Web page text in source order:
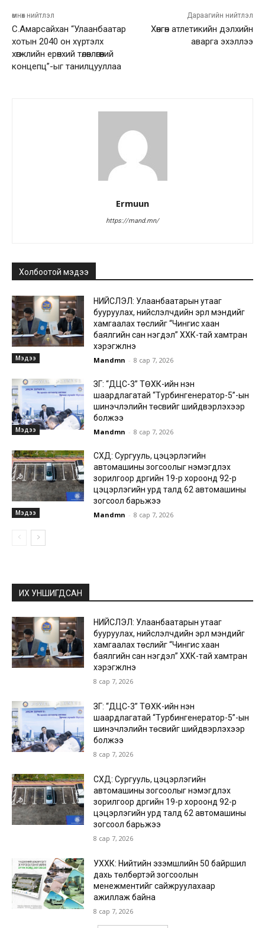
өмнөх нийтлэл
С.Амарсайхан “Улаанбаатар
хотын 2040 он хүртэлх
хөгжлийн ерөнхий төлөвлөгөөний
концепц”-ыг танилцууллаа
Дараагийн нийтлэл
Хөнгөн атлетикийн дэлхийн
аварга эхэллээ
Ermuun
https://mand.mn/
Холбоотой мэдээ
Мэдээ
НИЙСЛЭЛ: Улаанбаатарын утааг
бууруулах, нийслэлчүүдийн эрүүл мэндийг
хамгаалах төслийг “Чингис хаан
баялгийн сан нэгдэл” ХХК-тай хамтран
хэрэгжүүлнэ
Mandmn - 8 сар 7, 2026
Мэдээ
ЗГ: “ДЦС-3” ТӨХК-ийн нэн
шаардлагатай “Турбингенератор-5”-ын
шинэчлэлийн төсвийг шийдвэрлэхээр
болжээ
Mandmn - 8 сар 7, 2026
Мэдээ
СХД: Сургууль, цэцэрлэгийн
автомашины зогсоолыг нэмэгдүүлэх
зорилгоор дүүргийн 19-р хороонд 92-р
цэцэрлэгийн урд талд 62 автомашины
зогсоол барьжээ
Mandmn - 8 сар 7, 2026
ИХ УНШИГДСАН
НИЙСЛЭЛ: Улаанбаатарын утааг
бууруулах, нийслэлчүүдийн эрүүл мэндийг
хамгаалах төслийг “Чингис хаан
баялгийн сан нэгдэл” ХХК-тай хамтран
хэрэгжүүлнэ
8 сар 7, 2026
ЗГ: “ДЦС-3” ТӨХК-ийн нэн
шаардлагатай “Турбингенератор-5”-ын
шинэчлэлийн төсвийг шийдвэрлэхээр
болжээ
8 сар 7, 2026
СХД: Сургууль, цэцэрлэгийн
автомашины зогсоолыг нэмэгдүүлэх
зорилгоор дүүргийн 19-р хороонд 92-р
цэцэрлэгийн урд талд 62 автомашины
зогсоол барьжээ
8 сар 7, 2026
УХХК: Нийтийн эзэмшлийн 50 байршил
дахь төлбөртэй зогсоолын
менежментийг сайжруулахаар
ажиллаж байна
8 сар 7, 2026